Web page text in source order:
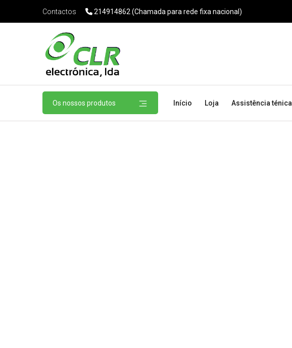
Contactos 214914862 (Chamada para rede fixa nacional)
Os nossos produtos Início Loja Assistência ténica